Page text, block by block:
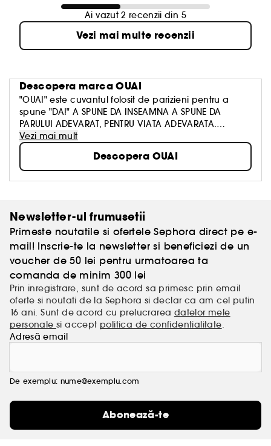
Ai vazut 2 recenzii din 5
Vezi mai multe recenzii
Descopera marcaOUAI
"OUAI" este cuvantul folosit de parizieni pentru a
spune "DA!"A SPUNE DA INSEAMNA A SPUNE DA
PARULUI ADEVARAT, PENTRU VIATA ADEVARATA.
Sampoanele, balsamurile si produsele noastre de
styling sunt concepute pentru a hrani parul si a-i
scoate in evidenta frumusetea naturala.
„Eu insami sunt un consumator nedumerit si
hiperstimulat. Cu OUAI, am vrut sa creez o gura de
Vezi mai mult
Descopera OUAI
Newsletter-ul frumusetii
Primeste noutatile si ofertele Sephora direct pe e-
mail! Inscrie-te la newsletter si beneficiezi de un
voucher de 50 lei pentru urmatoarea ta
comanda de minim 300 lei
Prin inregistrare, sunt de acord sa primesc prin email
oferte si noutati de la Sephora si declar ca am cel putin
16 ani. Sunt de acord cu prelucrarea datelor mele
personalesi accept politica de confidentialitate.
Adresă email
De exemplu: nume@exemplu.com
Abonează-te